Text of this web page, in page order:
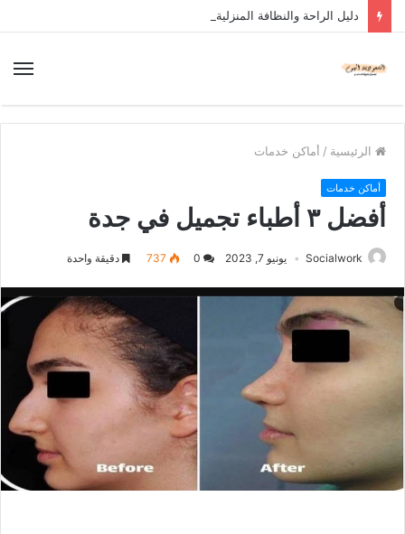
دليل الراحة والنظافة المنزلية
الرئيسية / أماكن خدمات
أماكن خدمات
أفضل ٣ أطباء تجميل في جدة
Socialwork يونيو 7, 2023 737 دقيقة واحدة